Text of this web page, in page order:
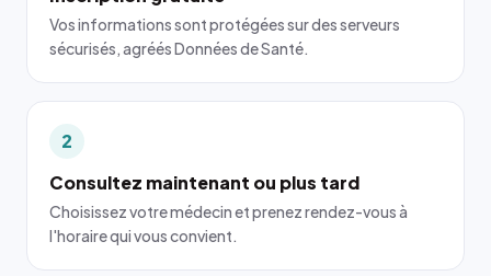
Vos informations sont protégées sur des serveurs
sécurisés, agréés Données de Santé.
2
Consultez maintenant ou plus tard
Choisissez votre médecin et prenez rendez-vous à
l'horaire qui vous convient.